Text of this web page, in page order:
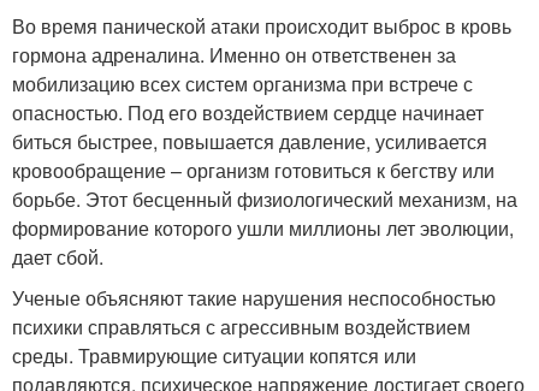
Во время панической атаки происходит выброс в кровь
гормона адреналина. Именно он ответственен за
мобилизацию всех систем организма при встрече с
опасностью. Под его воздействием сердце начинает
биться быстрее, повышается давление, усиливается
кровообращение – организм готовиться к бегству или
борьбе. Этот бесценный физиологический механизм, на
формирование которого ушли миллионы лет эволюции,
дает сбой.
Ученые объясняют такие нарушения неспособностью
психики справляться с агрессивным воздействием
среды. Травмирующие ситуации копятся или
подавляются, психическое напряжение достигает своего